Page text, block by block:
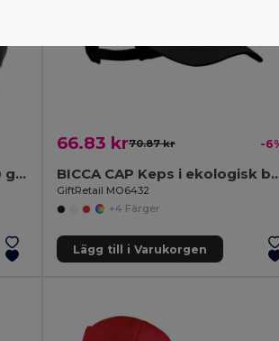
Multifunktion bandanda (130 g/m²)
66.83 kr70.87 kr -
BICCA CAP
GiftRetail MO6432
+4 Färger
Lägg till i Varukorgen